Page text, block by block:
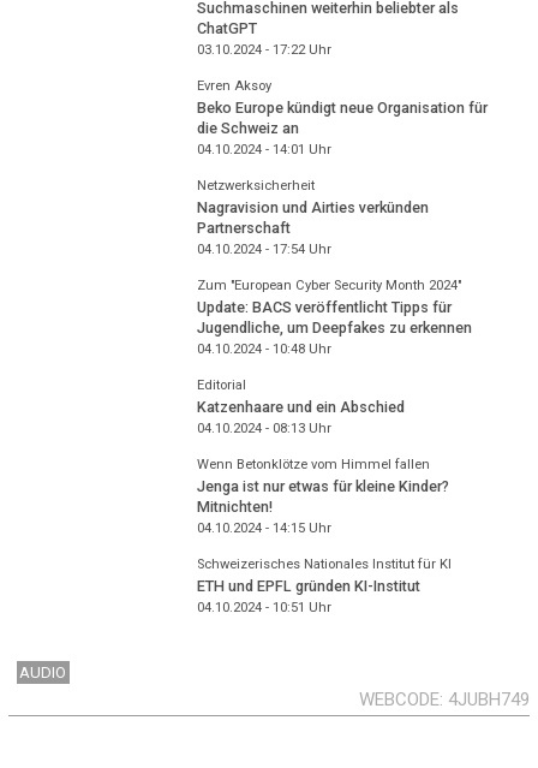
Suchmaschinen weiterhin beliebter als
ChatGPT
03.10.2024 - 17:22Uhr
Evren Aksoy
Beko Europe kündigt neue Organisation für
die Schweiz an
04.10.2024 - 14:01 Uhr
Netzwerksicherheit
Nagravision und Airties verkünden
Partnerschaft
04.10.2024 - 17:54Uhr
Zum "European Cyber Security Month 2024"
Update: BACS veröffentlicht Tipps für
Jugendliche, um Deepfakes zu erkennen
04.10.2024 - 10:48Uhr
Editorial
Katzenhaare und ein Abschied
04.10.2024 - 08:13Uhr
Wenn Betonklötze vom Himmel fallen
Jenga ist nur etwas für kleine Kinder?
Mitnichten!
04.10.2024 - 14:15Uhr
Schweizerisches Nationales Institut für KI
ETH und EPFL gründen KI-Institut
04.10.2024 - 10:51 Uhr
AUDIO
WEBCODE 4JUBH749